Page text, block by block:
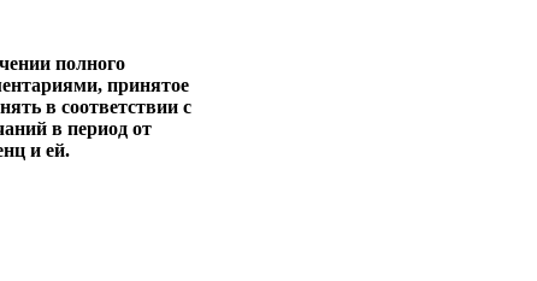
полного
принятое
в соответствии с
в период от
и ей.